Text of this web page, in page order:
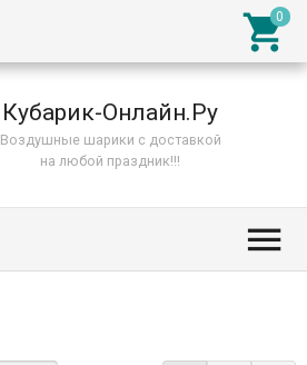

Кубарик-Онлайн.Ру
Воздушные шарики с доставкой
на любой праздник!!!
